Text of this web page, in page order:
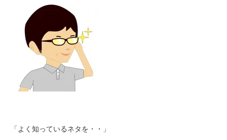
「よく知っているネタを・・」